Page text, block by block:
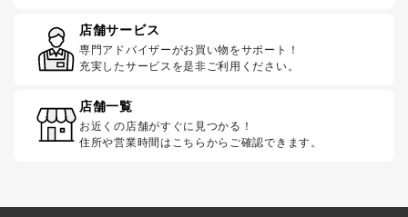
店舗サービス
専門アドバイザーがお買い物をサポート！
充実したサービスを是非ご利用ください。
店舗一覧
お近くの店舗がすぐに見つかる！
住所や営業時間はこちらからご確認できます。